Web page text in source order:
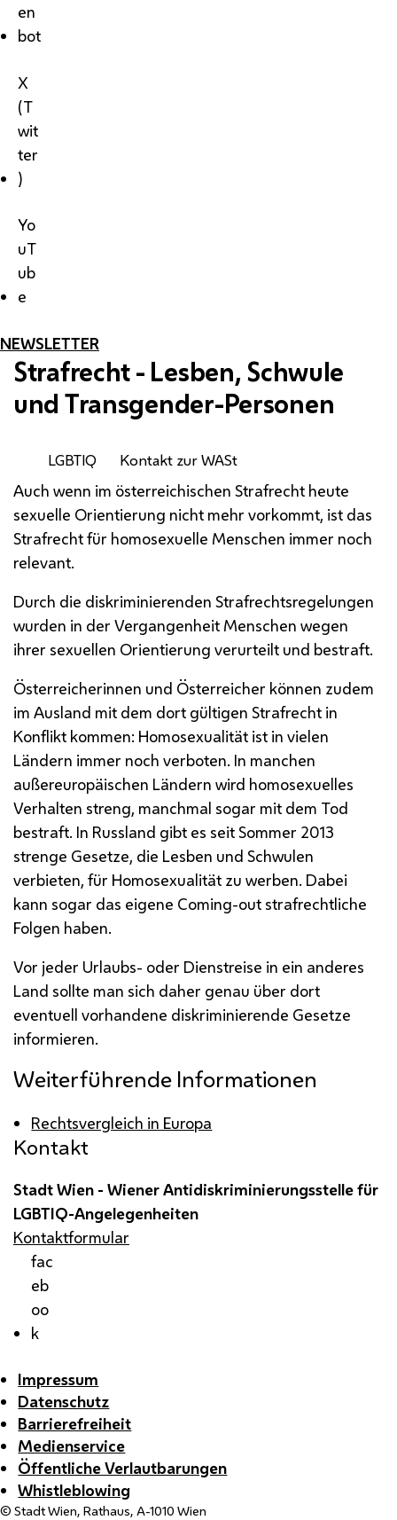
en
bot
X
(T
wit
ter
)
Yo
uT
ub
e
NEWSLETTER
Strafrecht - Lesben, Schwule
und Transgender-Personen
LGBTIQ Kontakt zur WASt
Auch wenn im österreichischen Strafrecht heute
sexuelle Orientierung nicht mehr vorkommt, ist das
Strafrecht für homosexuelle Menschen immer noch
relevant.
Durch die diskriminierenden Strafrechtsregelungen
wurden in der Vergangenheit Menschen wegen
ihrer sexuellen Orientierung verurteilt und bestraft.
Österreicherinnen und Österreicher können zudem
im Ausland mit dem dort gültigen Strafrecht in
Konflikt kommen: Homosexualität ist in vielen
Ländern immer noch verboten. In manchen
außereuropäischen Ländern wird homosexuelles
Verhalten streng, manchmal sogar mit dem Tod
bestraft. In Russland gibt es seit Sommer 2013
strenge Gesetze, die Lesben und Schwulen
verbieten, für Homosexualität zu werben. Dabei
kann sogar das eigene Coming-out strafrechtliche
Folgen haben.
Vor jeder Urlaubs- oder Dienstreise in ein anderes
Land sollte man sich daher genau über dort
eventuell vorhandene diskriminierende Gesetze
informieren.
Weiterführende Informationen
Rechtsvergleich in Europa
Kontakt
Stadt Wien - Wiener Antidiskriminierungsstelle für
LGBTIQ-Angelegenheiten
Kontaktformular
fac
eb
oo
k
Impressum
Datenschutz
Barrierefreiheit
Medienservice
Öffentliche Verlautbarungen
Whistleblowing
© Stadt Wien, Rathaus, A-1010 Wien